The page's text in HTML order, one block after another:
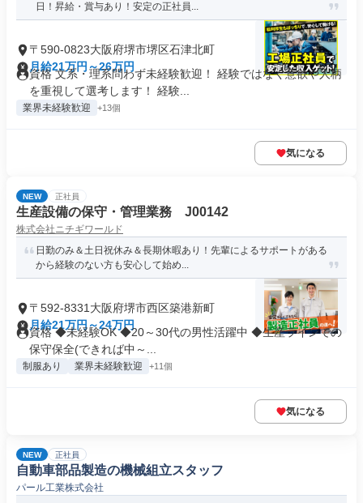
日！昇給・賞与あり！安定の正社員...
〒590-0823大阪府堺市堺区石津北町
月給21万円～26万円
資格 文系・理系問わず未経験歓迎！ 経験ではなく意欲や人柄
を重視して選考します！ 経験...
業界未経験歓迎 +13個
気になる
NEW 正社員
生産設備の保守・管理業務 J00142
株式会社ニチギワールド
日勤のみ＆土日祝休み＆長期休暇あり！先輩によるサポートがある
から経験のない方も安心して始め...
〒592-8331大阪府堺市西区築港新町
月給21万円～24万円
資格 ◆未経験OK ◆20～30代の男性活躍中 ◆生産ラインでの
保守保全(できれば中～...
制服あり 業界未経験歓迎 +11個
気になる
NEW 正社員
自動車部品製造の機械組立スタッフ
パール工業株式会社